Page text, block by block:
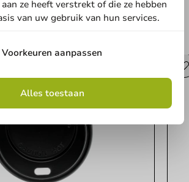
uit deze serie
ze heeft verstrekt of die ze hebben
van uw gebruik van hun services.
Voorkeuren aanpassen
Alles toestaan